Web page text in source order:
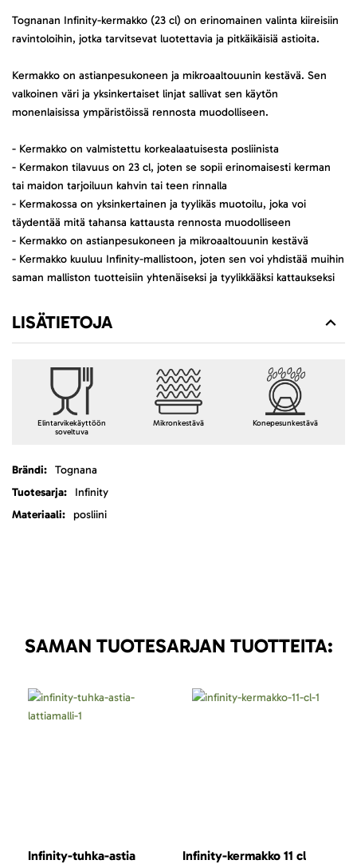
Tognanan Infinity-kermakko (23 cl) on erinomainen valinta kiireisiin
ravintoloihin, jotka tarvitsevat luotettavia ja pitkäikäisiä astioita.
Kermakko on astianpesukoneen ja mikroaaltouunin kestävä. Sen
valkoinen väri ja yksinkertaiset linjat sallivat sen käytön
monenlaisissa ympäristöissä rennosta muodolliseen.
- Kermakko on valmistettu korkealaatuisesta posliinista
- Kermakon tilavuus on 23 cl, joten se sopii erinomaisesti kerman
tai maidon tarjoiluun kahvin tai teen rinnalla
- Kermakossa on yksinkertainen ja tyylikäs muotoilu, joka voi
täydentää mitä tahansa kattausta rennosta muodolliseen
- Kermakko on astianpesukoneen ja mikroaaltouunin kestävä
- Kermakko kuuluu Infinity-mallistoon, joten sen voi yhdistää muihin
saman malliston tuotteisiin yhtenäiseksi ja tyylikkääksi kattaukseksi
LISÄTIETOJA
Elintarvikekäyttöön
soveltuva
Mikronkestävä Konepesunkestävä
LisätietojaTognana
Infinity
posliini
SAMAN TUOTESARJAN TUOTTEITA:
Infinity-tuhka-astia
Infinity-kermakko 11 cl